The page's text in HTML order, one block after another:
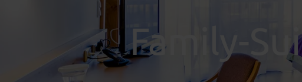
Family-